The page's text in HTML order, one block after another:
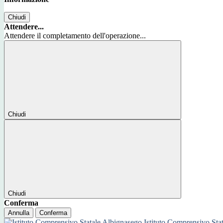
Chiudi
Attendere...
Attendere il completamento dell'operazione...
Chiudi
Chiudi
Conferma
Annulla Conferma